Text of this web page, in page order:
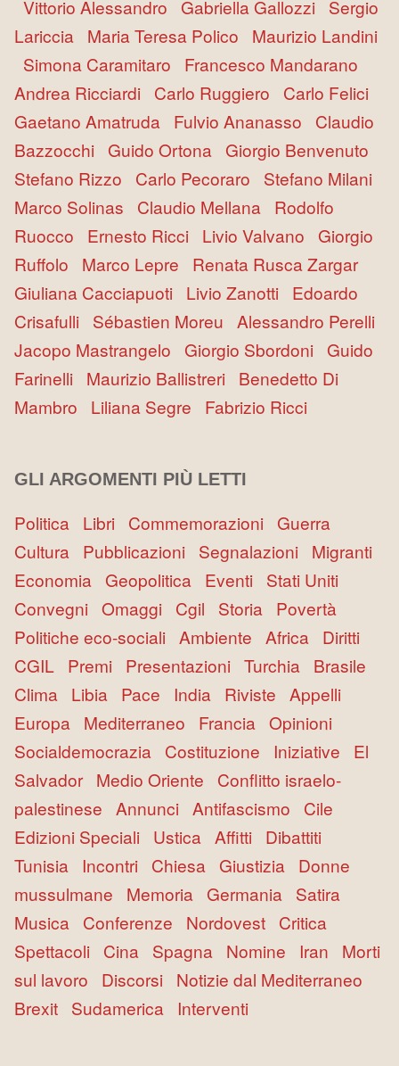
Vittorio Alessandro Gabriella Gallozzi Sergio
Lariccia Maria Teresa Polico
Maurizio Landini
Simona Caramitaro
Francesco Mandarano
Andrea Ricciardi Carlo Ruggiero
Carlo Felici
Gaetano Amatruda Fulvio Ananasso
Claudio
Bazzocchi Guido Ortona Giorgio Benvenuto
Stefano Rizzo
Carlo Pecoraro
Stefano Milani
Marco Solinas
Claudio Mellana Rodolfo
Ruocco
Ernesto Ricci Livio Valvano
Giorgio
Ruffolo
Marco Lepre
Renata Rusca Zargar
Giuliana Cacciapuoti Livio Zanotti Edoardo
Crisafulli Sébastien Moreu Alessandro Perelli
Jacopo Mastrangelo
Giorgio Sbordoni Guido
Farinelli Maurizio Ballistreri Benedetto Di
Mambro
Liliana Segre Fabrizio Ricci
GLI ARGOMENTI PIÙ LETTI
Politica Libri Commemorazioni Guerra
Cultura Pubblicazioni Segnalazioni Migranti
Economia Geopolitica Eventi Stati Uniti
Convegni Omaggi Cgil Storia Povertà
Politiche eco-sociali Ambiente Africa Diritti
CGIL Premi Presentazioni Turchia Brasile
Clima Libia Pace India Riviste Appelli
Europa Mediterraneo Francia Opinioni
Socialdemocrazia Costituzione Iniziative El
Salvador Medio Oriente Conflitto israelo-
palestinese Annunci Antifascismo Cile
Edizioni Speciali Ustica Affitti Dibattiti
Tunisia Incontri Chiesa Giustizia Donne
mussulmane Memoria Germania Satira
Musica Conferenze Nordovest Critica
Spettacoli Cina Spagna Nomine Iran Morti
sul lavoro Discorsi Notizie dal Mediterraneo
Brexit Sudamerica Interventi